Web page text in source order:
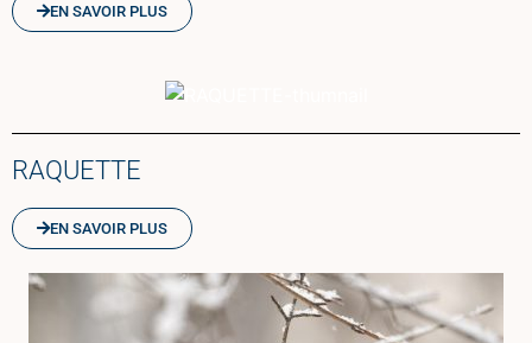
EN SAVOIR PLUS
RAQUETTE
EN SAVOIR PLUS